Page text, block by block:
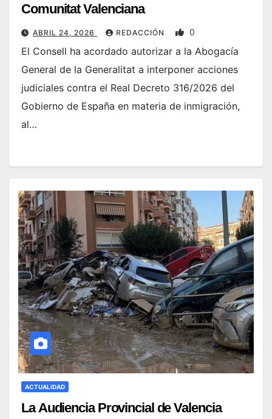
Comunitat Valenciana
ABRIL 24, 2026 REDACCIÓN 0
El Consell ha acordado autorizar a la Abogacía
General de la Generalitat a interponer acciones
judiciales contra el Real Decreto 316/2026 del
Gobierno de España en materia de inmigración,
al…
ACTUALIDAD
La Audiencia Provincial de Valencia